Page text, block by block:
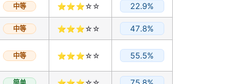
中等 ⭐⭐⭐☆☆ 22.9%
中等 ⭐⭐⭐☆☆ 47.8%
中等 ⭐⭐⭐☆☆ 55.5%